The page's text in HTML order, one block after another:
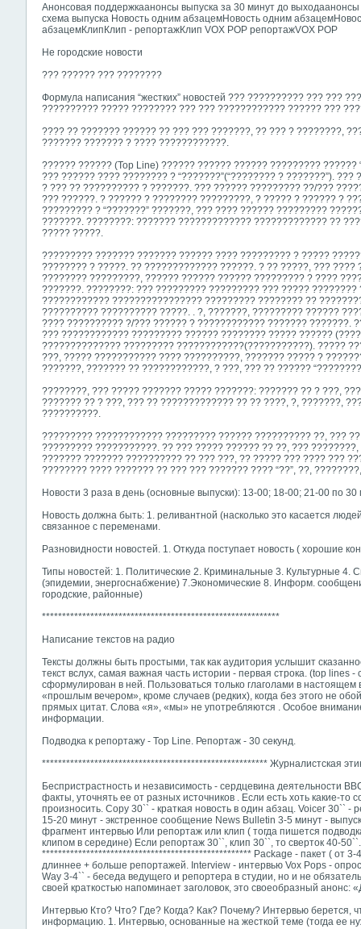
Анонсовая поддержкаанонсы выпуска за 30 минут до
схема выпуска Новость одним абзацемНовость одним
абзацемКлипКлип - репортажКлип VOX POP репортажVOX POP
Не городские новости
??? ?????? ??? ????????
Формула написания “жестких” новостей ??? ?????????? ??? ???
?????????? ????? ???????? ??? ??? ???????????? ?????? ???
???? ?? ??????? ?????? ?? ??? ??? ???????, ?? ??? ? ????????,
??????? ??????? ? ???? ????????????.
?????? ?????? (Top Line) ?????? ?????? ?????? ????????? ??????
??? ?????? ???? ???????? ? “???????”(“???????? ? ???????”).
? ??? ?? ?????????? ? ???????. ??? ?????? ????????? ??/???
??? ??????. ? ?????? ? ???????? ?????????, ? ????? ? ?????? ?
????????? ? “???????” ???????, ??? ???? ?????? ?????????
???????. ????????: ??????? ????????????? ????????????? ??
????? ?????.
????????? ??????? ??????? ?????? ???? ????????? ? ?????
???????? ? ?????. ?? ????????????? ??????. ? ?? ?????, ??? ????
???????? ?????????, ?????? ?????? ?????? ????????? ? ????
???????. ????????: ??? ????????? ????????? ??? ?????
???????????? ???????????????? ????????? ???????? ??
?????????? ?????????? ?????. . ?, ???????, ????????? ??????
???? ?????????? ?/??? ?????? ? ???????????? ??????? ???????.
??? ???????????? ????????? ?????? ???????? ????? ??????
?????????????? ????????? ????????????(???????????). ?????
???, ????? ??????????? ???? ??????????, ??????? ????? ?
???????, ??????? ?? ????????????, ? ???, ??? ?? ??????
????????, ??? ????? ??????? ????? ???????: ??????? ?? ? ???,
??????? ?? ? ???, ??? ?? ????????????? ?? ?? ????, ?, ???????,
??????????.
????????? ???????????? ????????? ?????? ?????????? ??, ???
????????? ???????????. ?? ??? ????? ?????? ?? ??, ???
??????? ??????? ?????????? ?? ??? ???, ?? ????? ??? ???? ???
???????? ???? ??????? ?? ??? ??? ??????? ???? “??”, ??,
Новости 3 раза в день (основные выпуски): 13-00; 18-00; 21-00 по 30
Новость должна быть: 1. реливантной (насколько это касается
связанное с переменами.
Разновидности новостей. 1. Откуда поступает новость ( хорошие
Типы новостей: 1. Политические 2. Криминальные 3. Культурные
(эпидемии, энергоснабжение) 7.Экономические 8. Информ.
городские, районные)
***********************************************************
Написание текстов на радио
Тексты должны быть простыми, так как аудитория услышит
текст вслух, самая важная часть истории - первая строка. (top
сформулирован в ней. Пользоваться только глаголами в
«прошлым вечером», кроме случаев (редких), когда без этого не
прямых цитат. Слова «я», «мы» не употребляются . Особое
информации.
Подводка к репортажу - Top Line. Репортаж - 30 секунд.
******************************************************** Журналистская
Беспристрастность и независимость - сердцевина деятельности
факты, уточнять ее от разных источников . Если есть хоть какие-
произносить. Copy 30`` - краткая новость в один абзац. Voicer 30`` -
15-20 минут - экстренное сообщение News Bulletin 3-5 минут -
фрагмент интервью Или репортаж или клип ( тогда пишется
клипом в середине) Если репортаж 30``, клип 30``, то сверток 40-
**************************************************** Package - пакет ( от 3-
длиннее + больше репортажей. Interview - интервью Vox Pops -
Way 3-4`` - беседа ведущего и репортера в студии, но и не
своей краткостью напоминает заголовок, это своеобразный анонс:
Интервью Кто? Что? Где? Когда? Как? Почему? Интервью берется,
информацию. 1. Интервью, основанные на жесткой теме (тогда ее